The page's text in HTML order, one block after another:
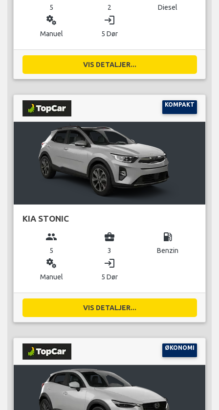
5 2 Diesel
miscellaneous_services
Manuel
login
5 Dør
VIS DETALJER...
KOMPAKT
KIA STONIC
group
5
business_center
3
local_gas_station
Benzin
miscellaneous_services
Manuel
login
5 Dør
VIS DETALJER...
ØKONOMI